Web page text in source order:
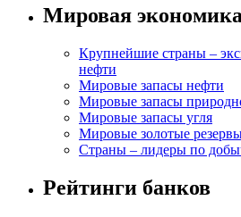
Мировая
Крупнейшие страны –
нефти
Мировые запасы нефти
Мировые запасы
Мировые запасы угля
Мировые золотые
Страны – лидеры по
Рейтинги банков